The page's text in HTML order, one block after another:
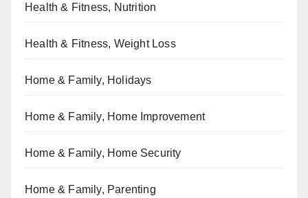
Health & Fitness, Nutrition
Health & Fitness, Weight Loss
Home & Family, Holidays
Home & Family, Home Improvement
Home & Family, Home Security
Home & Family, Parenting